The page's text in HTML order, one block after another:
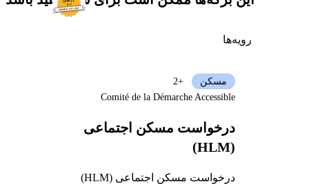
رویه‌ها
درخواست مسکن اجتماعی
(HLM)
درخواست مسکن اجتماعی (HLM)
مسکن
+2
Comité de la Démarche Accessible